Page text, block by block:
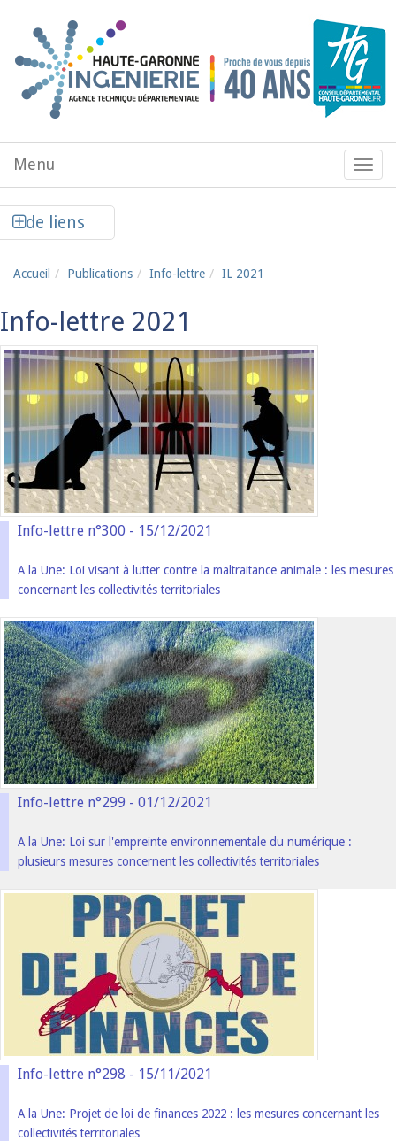
Menu
de
Menu
de liens
Accueil Publications Info-lettre IL 2021
Info-lettre 2021
Info-lettre n°300 - 15/12/2021
A la Une: Loi visant à lutter contre la maltraitance animale : les mesures
concernant les collectivités territoriales
Info-lettre n°299 - 01/12/2021
A la Une: Loi sur l'empreinte environnementale du numérique :
plusieurs mesures concernent les collectivités territoriales
Info-lettre n°298 - 15/11/2021
A la Une: Projet de loi de finances 2022 : les mesures concernant les
collectivités territoriales